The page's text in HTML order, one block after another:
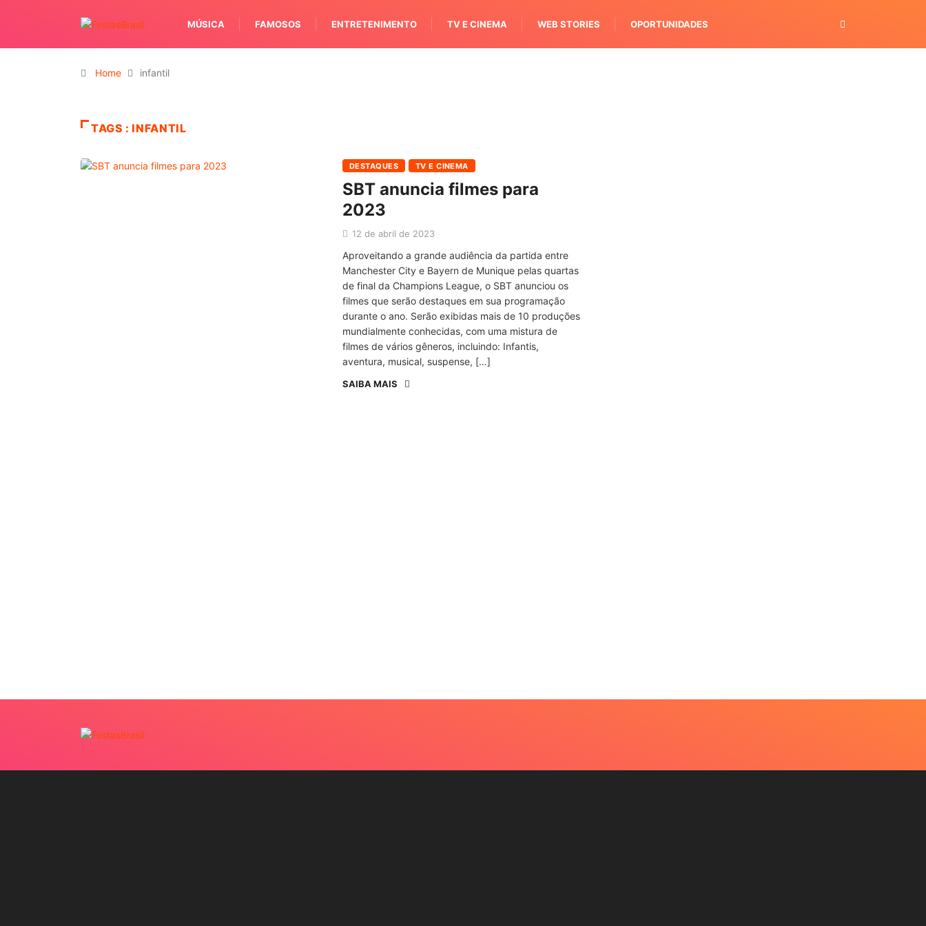
MÚSICA FAMOSOS ENTRETENIMENTO TV E CINEMA WEB STORIES OPORTUNIDADES
Home infantil
TAGS : INFANTIL
DESTAQUES TV E CINEMA
SBT anuncia filmes para
2023
12 de abril de 2023
Aproveitando a grande audiência da partida entre
Manchester City e Bayern de Munique pelas quartas
de final da Champions League, o SBT anunciou os
filmes que serão destaques em sua programação
durante o ano. Serão exibidas mais de 10 produções
mundialmente conhecidas, com uma mistura de
filmes de vários gêneros, incluindo: Infantis,
aventura, musical, suspense, […]
SAIBA MAIS